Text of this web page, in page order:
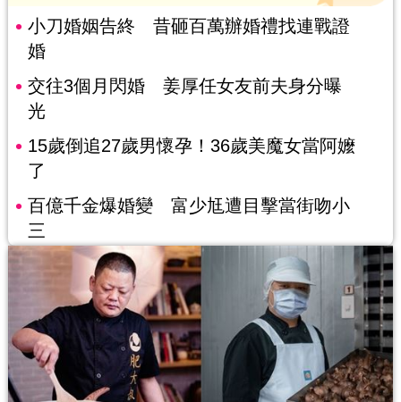
小刀婚姻告終 昔砸百萬辦婚禮找連戰證
婚
交往3個月閃婚 姜厚任女友前夫身分曝
光
15歲倒追27歲男懷孕！36歲美魔女當阿嬤
了
百億千金爆婚變 富少尪遭目擊當街吻小
三